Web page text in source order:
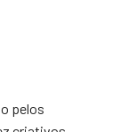
pelos